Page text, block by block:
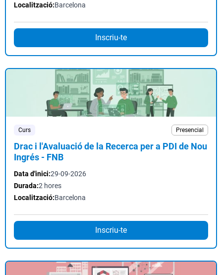
Localització:Barcelona
Inscriu-te
Curs Presencial
Drac i l'Avaluació de la Recerca per a PDI de Nou
Ingrés - FNB
Data d'inici:29-09-2026
Durada:2 hores
Localització:Barcelona
Inscriu-te